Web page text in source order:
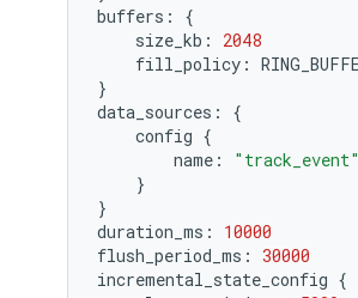
buffers:
{
size_kb:
2048
fill_policy:
}
data_sources:
{
config {
name:
"track_event"
}
}
duration_ms:
10000
flush_period_ms: 30000
incremental_state_config {